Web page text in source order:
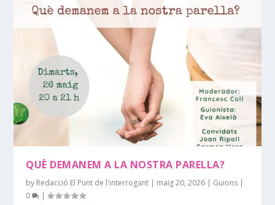
QUÈ DEMANEM A LA NOSTRA PARELLA?
by Redacció El Punt de l'interrogant | maig 20, 2026 | Guions |
0
|